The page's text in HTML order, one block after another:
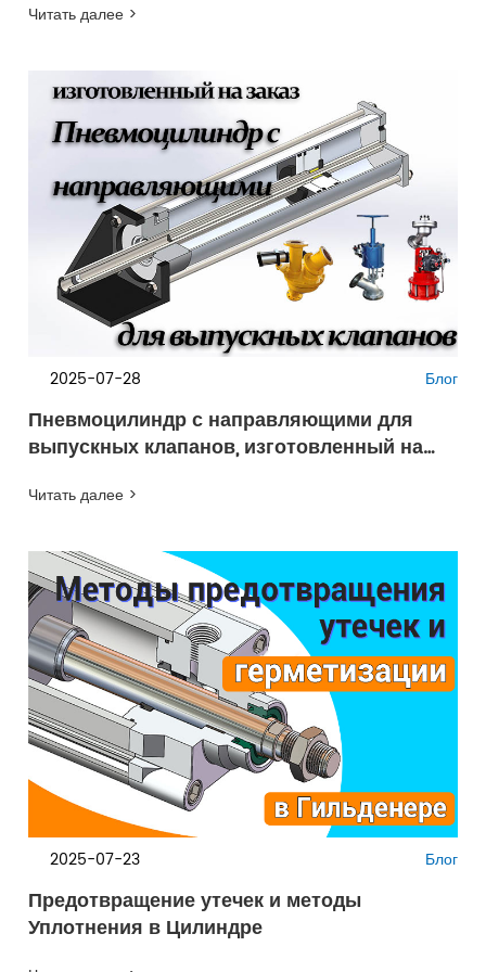
Читать далее >
2025-07-28 Блог
Пневмоцилиндр с направляющими для
выпускных клапанов, изготовленный на
Читать далее >
2025-07-23 Блог
Предотвращение утечек и методы
Уплотнения в Цилиндре